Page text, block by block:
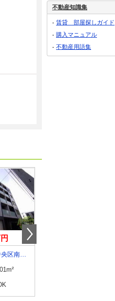
北海道札幌市中央区南十六条西６
不動産知識集
賃貸 部屋探しガイド
購入マニュアル
不動産用語集